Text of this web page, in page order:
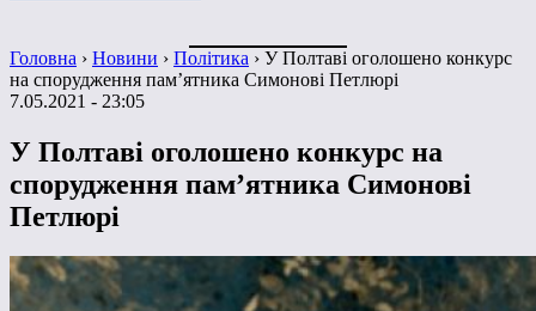
Головна › Новини › Політика › У Полтаві оголошено конкурс
на спорудження пам’ятника Симонові Петлюрі
7.05.2021 - 23:05
У Полтаві оголошено конкурс на
спорудження пам’ятника Симонові
Петлюрі